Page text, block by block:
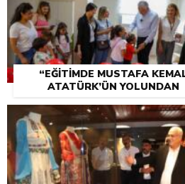
“EĞITIMDE MUSTAFA
ATATÜRK’ÜN YOLUNDAN